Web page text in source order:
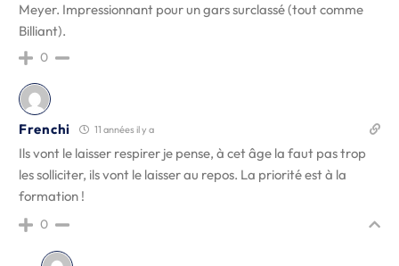
Meyer. Impressionnant pour un gars surclassé (tout comme
Billiant).
0
Frenchi 11 années il y a
Ils vont le laisser respirer je pense, à cet âge la faut pas trop
les solliciter, ils vont le laisser au repos. La priorité est à la
formation !
0